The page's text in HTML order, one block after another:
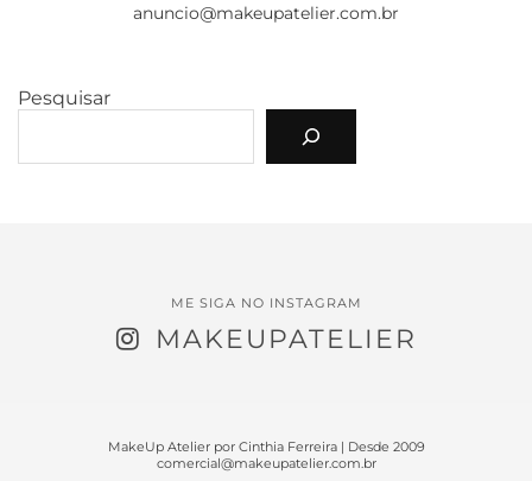
anuncio@makeupatelier.com.br
Pesquisar
ME SIGA NO INSTAGRAM
MAKEUPATELIER
MakeUp Atelier por Cinthia Ferreira | Desde 2009
comercial@makeupatelier.com.br